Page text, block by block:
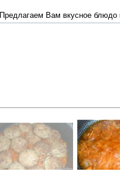
Предлагаем Вам вкусное